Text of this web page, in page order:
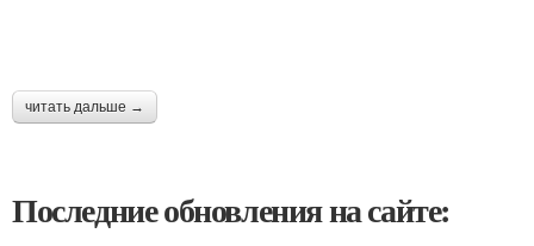
читать дальше →
Последние обновления на сайте: